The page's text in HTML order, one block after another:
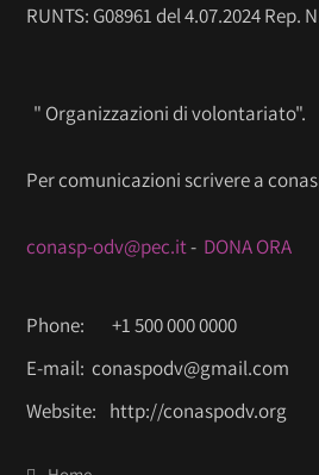
RUNTS: G08961 del 4.07.2024 Rep.
" Organizzazioni di volontariato".
Per comunicazioni scrivere a
conasp-odv@pec.it- DONA ORA
Phone:
+1 500 000 0000
E-mail:conaspodv@gmail.com
Website: http://conaspodv.org